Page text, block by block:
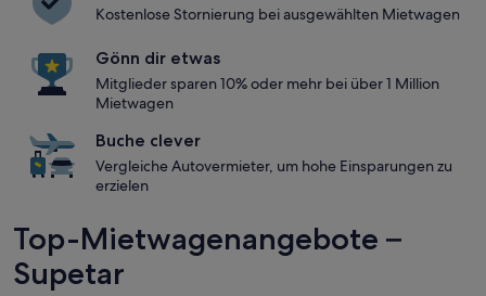
Kostenlose Stornierung bei ausgewählten Mietwagen
Gönn dir etwas
Mitglieder sparen 10% oder mehr bei über 1 Million
Mietwagen
Buche clever
Vergleiche Autovermieter, um hohe Einsparungen zu
erzielen
Top-Mietwagenangebote –
Supetar